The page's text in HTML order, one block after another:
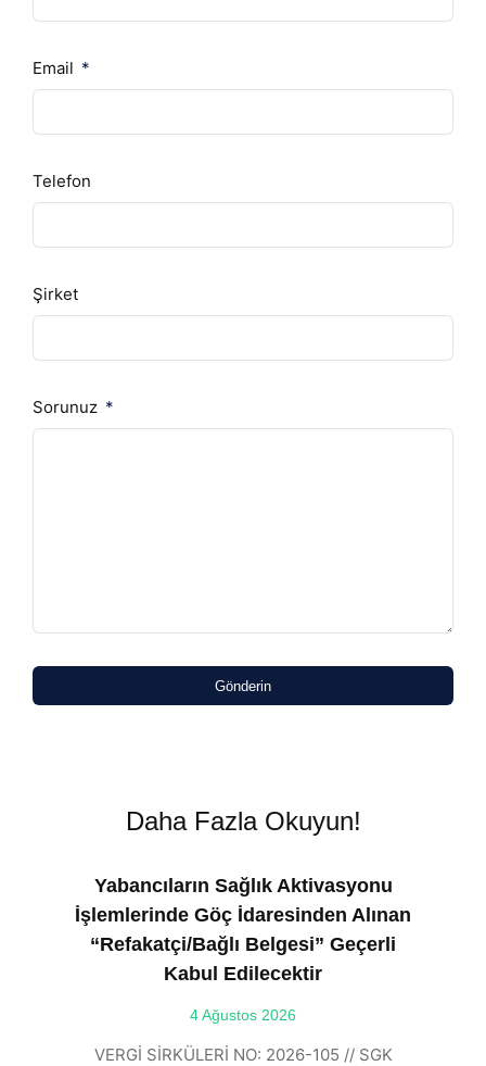
Email
Telefon
Şirket
Sorunuz
Gönderin
Daha Fazla Okuyun!
Yabancıların Sağlık Aktivasyonu
İşlemlerinde Göç İdaresinden Alınan
“Refakatçi/Bağlı Belgesi” Geçerli
Kabul Edilecektir
4 Ağustos 2026
VERGİ SİRKÜLERİ NO: 2026-105 // SGK